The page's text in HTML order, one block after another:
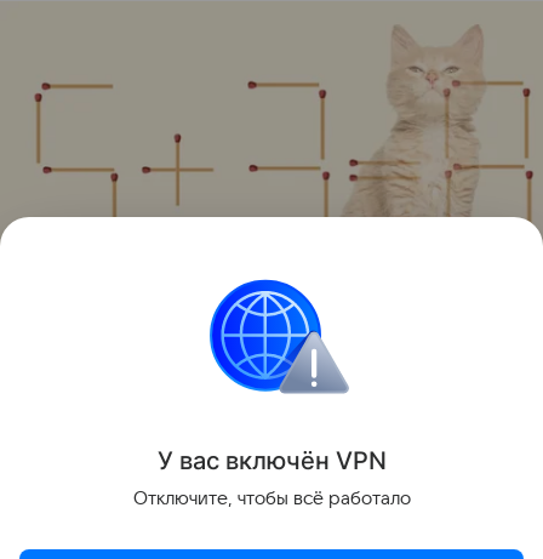
У вас включён VPN
Отключите, чтобы всё работало